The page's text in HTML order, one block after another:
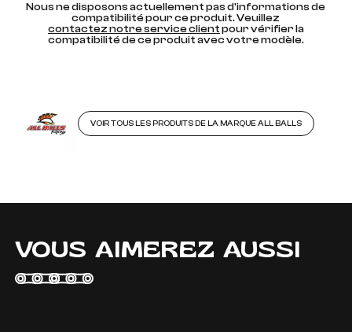
Nous ne disposons actuellement pas d'informations de
compatibilité pour ce produit. Veuillez
contactez notre service clientpour vérifier la
compatibilité de ce produit avec votre modèle.
VOIR TOUS LES PRODUITS DE LA MARQUE ALL BALLS
VOUS AIMEREZ AUSSI